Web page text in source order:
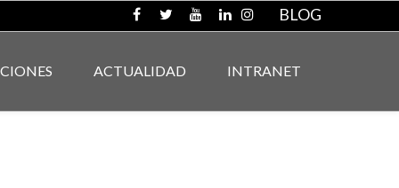
BLOG
ACTUALIDAD INTRANET